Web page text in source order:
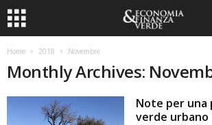
Home 2018 Novembre
Monthly Archives:
Note per una
verde urbano